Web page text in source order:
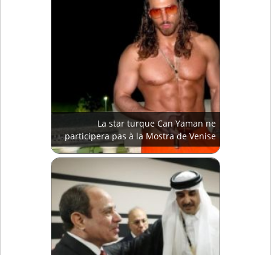
La star turque Can Yaman ne
participera pas à la Mostra de Venise